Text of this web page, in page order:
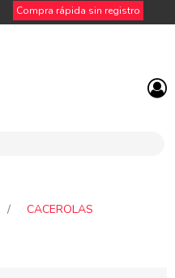
Compra rápida sin registro
/ CACEROLAS